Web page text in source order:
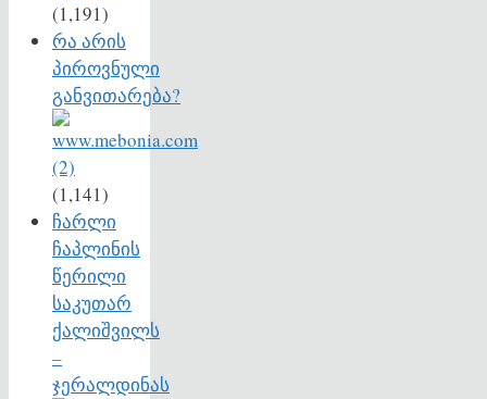
(1,191)
რა არის
პიროვნული
განვითარება?
(1,141)
ჩარლი
ჩაპლინის
წერილი
საკუთარ
ქალიშვილს
–
ჯერალდინას